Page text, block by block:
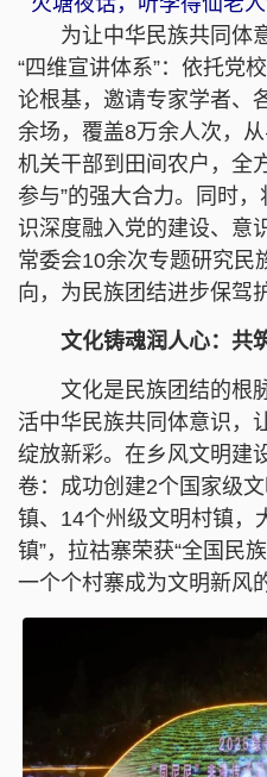
为让中华民族共同体
“四维宣讲体系”：依托党
论根基，邀请专家学者、
余场，覆盖8万余人次，
机关干部到田间农户，全
参与”的强大合力。同时
识深度融入党的建设、意
常委会10余次专题研究民
向，为民族团结进步保驾
文化铸魂润人心：共
文化是民族团结的根
活中华民族共同体意识，
绽放新彩。在乡风文明建
卷：成功创建2个国家级
镇、14个州级文明村镇，
镇”，拉祜寨荣获“全国民
一个个村寨成为文明新风的